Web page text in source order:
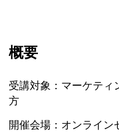
概要
受講対象：マーケティ
方
開催会場：オンライン